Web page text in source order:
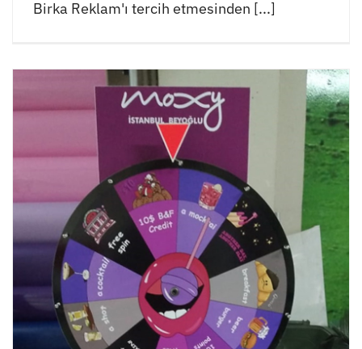
Birka Reklam'ı tercih etmesinden [...]